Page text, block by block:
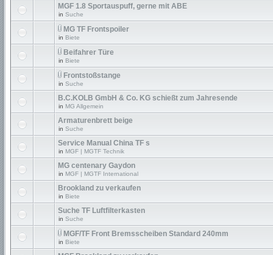
MGF 1.8 Sportauspuff, gerne mit ABE
in Suche
MG TF Frontspoiler
in Biete
Beifahrer Türe
in Biete
Frontstoßstange
in Suche
B.C.KOLB GmbH & Co. KG schießt zum Jahresende
in MG Allgemein
Armaturenbrett beige
in Suche
Service Manual China TF s
in MGF | MGTF Technik
MG centenary Gaydon
in MGF | MGTF International
Brookland zu verkaufen
in Biete
Suche TF Luftfilterkasten
in Suche
MGF/TF Front Bremsscheiben Standard 240mm
in Biete